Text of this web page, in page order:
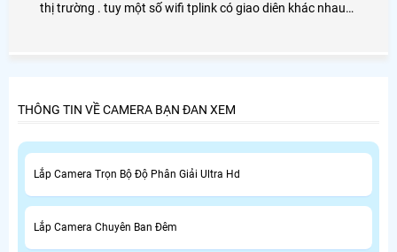
thị trường . tuy một số wifi tplink có giao diên khác nhau
THÔNG TIN VỀ CAMERA BẠN ĐAN XEM
Lắp Camera Trọn Bộ Độ Phân Giải Ultra Hd
Lắp Camera Chuyên Ban Đêm